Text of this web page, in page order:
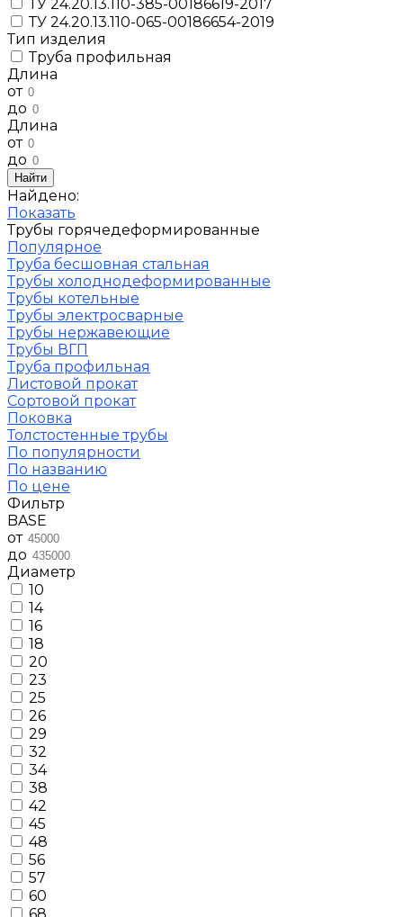
ТУ 24.20.13.110-385-00186619-2017
ТУ 24.20.13.110-065-00186654-2019
Тип изделия
Труба профильная
Длина
от
до
Длина
от
до
Найти
Найдено:
Показать
Трубы горячедеформированные
Популярное
Труба бесшовная стальная
Трубы холоднодеформированные
Трубы котельные
Трубы электросварные
Трубы нержавеющие
Трубы ВГП
Труба профильная
Листовой прокат
Сортовой прокат
Поковка
Толстостенные трубы
По популярности
По названию
По цене
Фильтр
BASE
от
до
Диаметр
10
14
16
18
20
23
25
26
29
32
34
38
42
45
48
56
57
60